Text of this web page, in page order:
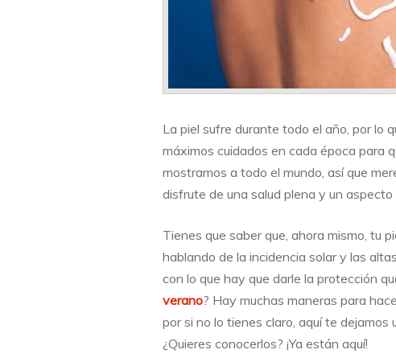
La piel sufre durante todo el año, por lo
máximos cuidados en cada época para
mostramos a todo el mundo, así que
disfrute de una salud plena y un aspecto
Tienes que saber que, ahora mismo, tu
hablando de la incidencia solar y las
con lo que hay que darle la protección
verano? Hay muchas maneras para
por si no lo tienes claro, aquí te
¿Quieres conocerlos? ¡Ya están aquí!